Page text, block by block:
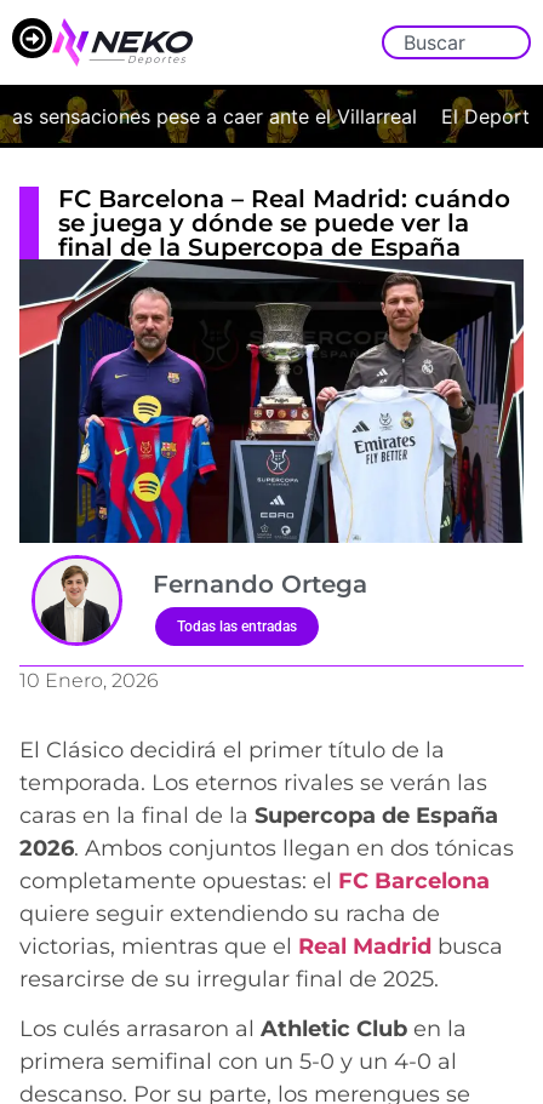
sensaciones pese a caer ante el Villarreal El
FC Barcelona – Real Madrid: cuándo
se juega y dónde se puede ver la
final de la Supercopa de España
Fernando Ortega
Todas las entradas
10 Enero, 2026
El Clásico decidirá el primer título de la
temporada. Los eternos rivales se verán las
caras en la final de la Supercopa de España
2026. Ambos conjuntos llegan en dos tónicas
completamente opuestas: el FC Barcelona
quiere seguir extendiendo su racha de
victorias, mientras que el Real Madrid busca
resarcirse de su irregular final de 2025.
Los culés arrasaron al Athletic Club en la
primera semifinal con un 5-0 y un 4-0 al
descanso. Por su parte, los merengues se